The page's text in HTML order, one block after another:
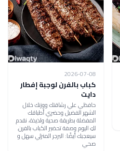
2026-07-08
كباب بالفرن لوجبة إفطار
دايت
حافظي علي رشاقتك ووزنك خلال
الشهر الفضيل وحضري أطباقك
المفضلة بطريقة صحية ولذيذة، نقدم
لكِ اليوم وصفة تحضير الكباب بالفرن.
سيعجبك أيضًا: البرجر المنزلي سهل و
صحي